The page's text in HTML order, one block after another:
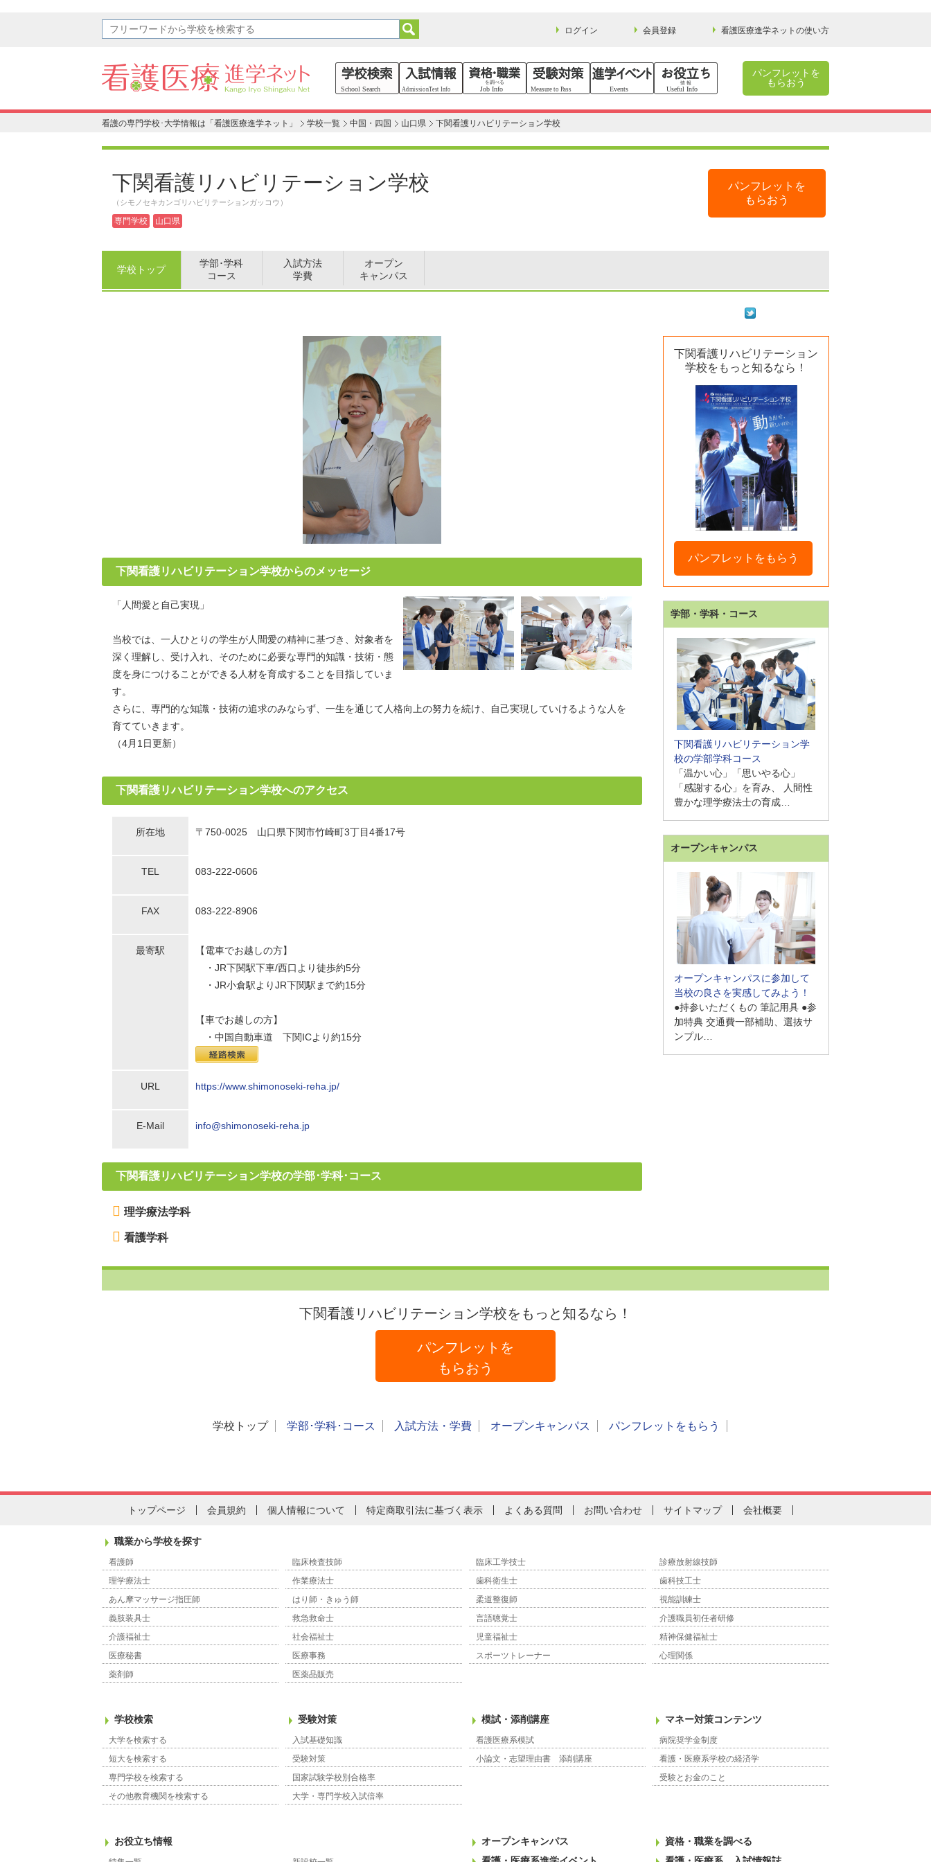
ログイン 会員登録 看護医療進学ネットの使い方
パンフレットを
もらおう
看護の専門学校･大学情報は「看護医療進学ネット」 学校一覧 中国・四国 山口県 下関看護リハビリテーション学校
下関看護リハビリテーション学校
（シモノセキカンゴリハビリテーションガッコウ）
専門学校 山口県
パンフレットを
もらおう
学校トップ
学部･学科
コース
入試方法
学費
オープン
キャンパス
下関看護リハビリテーション学校からのメッセージ
「人間愛と自己実現」
当校では、一人ひとりの学生が人間愛の精神に基づき、対象者を
深く理解し、受け入れ、そのために必要な専門的知識・技術・態
度を身につけることができる人材を育成することを目指していま
す。
さらに、専門的な知識・技術の追求のみならず、一生を通じて人格向上の努力を続け、自己実現していけるような人を
育てていきます。
（4月1日更新）
下関看護リハビリテーション学校へのアクセス
所在地 〒750-0025 山口県下関市竹崎町3丁目4番17号
TEL 083-222-0606
FAX 083-222-8906
最寄駅
【電車でお越しの方】
・JR下関駅下車/西口より徒歩約5分
・JR小倉駅よりJR下関駅まで約15分
【車でお越しの方】
・中国自動車道 下関ICより約15分
URL https://www.shimonoseki-reha.jp/
E-Mail info@shimonoseki-reha.jp
下関看護リハビリテーション学校の学部･学科･コース
理学療法学科
看護学科
下関看護リハビリテーション
学校をもっと知るなら！
パンフレットをもらう
学部・学科・コース
下関看護リハビリテーション学
校の学部学科コース
「温かい心」「思いやる心」
「感謝する心」を育み、 人間性
豊かな理学療法士の育成…
オープンキャンパス
オープンキャンパスに参加して
当校の良さを実感してみよう！
●持参いただくもの 筆記用具 ●参
加特典 交通費一部補助、選抜サ
ンプル…
下関看護リハビリテーション学校をもっと知るなら！
パンフレットを
もらおう
学校トップ 学部･学科･コース 入試方法・学費 オープンキャンパス パンフレットをもらう
トップページ 会員規約 個人情報について 特定商取引法に基づく表示 よくある質問 お問い合わせ サイトマップ 会社概要
職業から学校を探す
看護師 臨床検査技師 臨床工学技士
診療放射線技師
理学療法士
作業療法士 歯科衛生士
歯科技工士
あん摩マッサージ指圧師
はり師・きゅう師 柔道整復師
視能訓練士
義肢装具士
救急救命士 言語聴覚士
介護職員初任者研修
介護福祉士
社会福祉士 児童福祉士
精神保健福祉士
医療秘書
医療事務 スポーツトレーナー
心理関係
薬剤師
医薬品販売
学校検索
大学を検索する
短大を検索する
専門学校を検索する
その他教育機関を検索する
受験対策
入試基礎知識
受験対策
国家試験学校別合格率
大学・専門学校入試倍率
模試・添削講座
看護医療系模試
小論文・志望理由書 添削講座
マネー対策コンテンツ
病院奨学金制度
看護・医療系学校の経済学
受験とお金のこと
お役立ち情報
オープンキャンパス
資格・職業を調べる